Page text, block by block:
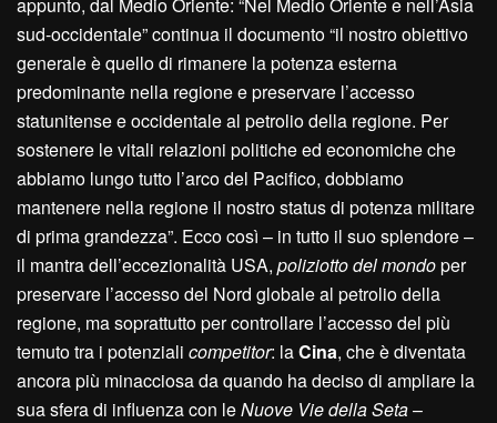
sud-occidentale” continua il documento “il nostro obiettivo
generale è quello di rimanere la potenza esterna
predominante nella regione e preservare l’accesso
statunitense e occidentale al petrolio della regione. Per
sostenere le vitali relazioni politiche ed economiche che
abbiamo lungo tutto l’arco del Pacifico, dobbiamo
mantenere nella regione il nostro status di potenza militare
di prima grandezza”. Ecco così – in tutto il suo splendore –
il mantra dell’eccezionalità USA, poliziotto del mondoper
preservare l’accesso del Nord globale al petrolio della
regione, ma soprattutto per controllare l’accesso del più
temuto tra i potenziali competitor: laCina, che è diventata
ancora più minacciosa da quando ha deciso di ampliare la
sua sfera di influenza con leNuove Vie della Seta–